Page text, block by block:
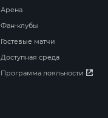
Арена
Фан-клубы
Гостевые матчи
Доступная среда
Программа лояльности